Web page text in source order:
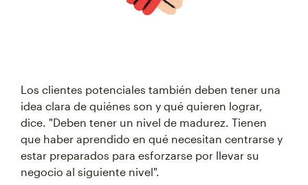
Los clientes potenciales también deben tener una
idea clara de quiénes son y qué quieren lograr,
dice. "Deben tener un nivel de madurez. Tienen
que haber aprendido en qué necesitan centrarse y
estar preparados para esforzarse por llevar su
negocio al siguiente nivel".